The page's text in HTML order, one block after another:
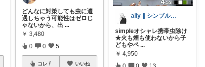
どんなに対策しても虫に遭
遇しちゃう可能性はゼロじ
ゃないから、出 ...
￥ 3,480
0 0 5
コレ いいね
ally ∥ シンプル雑貨
simpleオシャレ携帯虫除け
★火も煙も使わないから子
どもやペ ...
￥ 4,950
0 0 13